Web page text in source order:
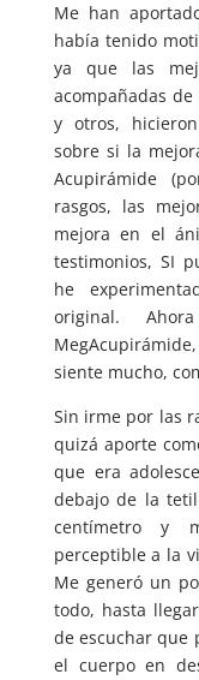
Me han
había tenido
ya que las
acompañadas
y otros,
sobre si la
Acupirámide
rasgos, las
mejora en el
testimonios, SI
he
original.
siente mucho,
Sin irme por las
quizá aporte
que era
debajo de la
centímetro y
perceptible a la
Me generó un
todo, hasta
de escuchar que
el cuerpo en